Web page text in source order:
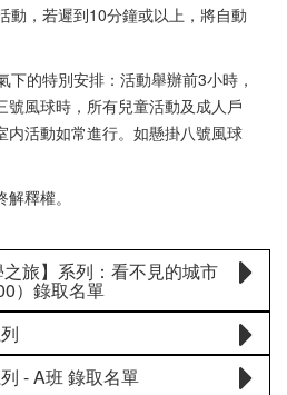
動，若遲到10分鐘或以上，將自動
下的特別安排：活動舉辦前3小時，
號風球時，所有兒童活動及成人戶
内活動如常進行。如懸掛八號風球
釋權。
之旅】系列：看不見的城市
）錄取名單
- A班 錄取名單